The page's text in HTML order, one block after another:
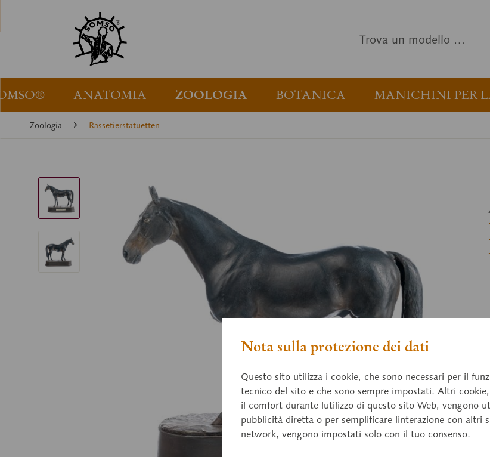
ANATOMIA ZOOLOGIA BOTANICA MANICHINI PER
Zoologia Rassetierstatuetten
Nota sulla protezione dei dati
Questo sito utilizza i cookie, che sono necessari per il
tecnico del sito e che sono sempre impostati. Altri
il comfort durante lutilizzo di questo sito Web, vengono
pubblicità diretta o per semplificare linterazione con altri
network, vengono impostati solo con il tuo consenso.